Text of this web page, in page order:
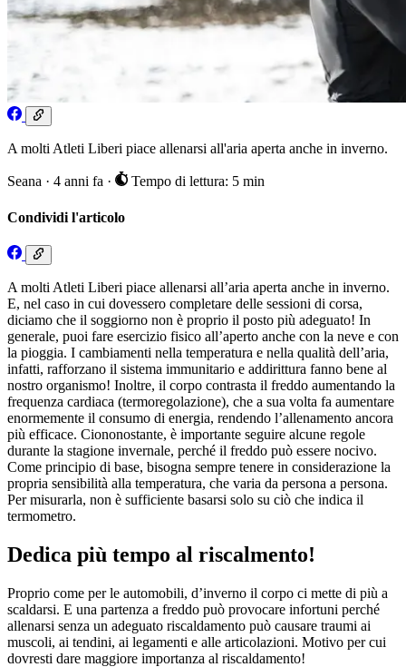
A molti Atleti Liberi piace allenarsi all'aria aperta anche in inverno.
Seana · 4 anni fa · Tempo di lettura: 5 min
Condividi l'articolo
A molti Atleti Liberi piace allenarsi all’aria aperta anche in inverno.
E, nel caso in cui dovessero completare delle sessioni di corsa,
diciamo che il soggiorno non è proprio il posto più adeguato! In
generale, puoi fare esercizio fisico all’aperto anche con la neve e con
la pioggia. I cambiamenti nella temperatura e nella qualità dell’aria,
infatti, rafforzano il sistema immunitario e addirittura fanno bene al
nostro organismo! Inoltre, il corpo contrasta il freddo aumentando la
frequenza cardiaca (termoregolazione), che a sua volta fa aumentare
enormemente il consumo di energia, rendendo l’allenamento ancora
più efficace. Ciononostante, è importante seguire alcune regole
durante la stagione invernale, perché il freddo può essere nocivo.
Come principio di base, bisogna sempre tenere in considerazione la
propria sensibilità alla temperatura, che varia da persona a persona.
Per misurarla, non è sufficiente basarsi solo su ciò che indica il
termometro.
Dedica più tempo al riscalmento!
Proprio come per le automobili, d’inverno il corpo ci mette di più a
scaldarsi. E una partenza a freddo può provocare infortuni perché
allenarsi senza un adeguato riscaldamento può causare traumi ai
muscoli, ai tendini, ai legamenti e alle articolazioni. Motivo per cui
dovresti dare maggiore importanza al riscaldamento!